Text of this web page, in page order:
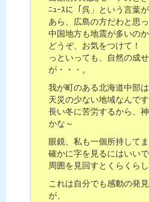
ﾆｭｰｽに「呉」という言葉
あら、広島の方だわと思っ
中国地方も地震が多いのか
どうぞ、お気をつけて！
っといっても、自然の成
が・・・。
我が町のある北海道中部
天災の少ない地域なんです
長い冬に苦労するから、
かな～
眼鏡、私も一個所持してま
確かに字を見るにはいい
周囲を見回すとくらくらし
これは自分でも感動の発
が、